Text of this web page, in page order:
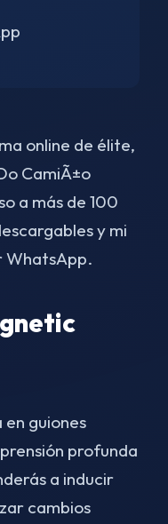
online de élite,
CamiÃ±o
a más de 100
y mi
WhatsApp.
guiones
profunda
a inducir
cambios